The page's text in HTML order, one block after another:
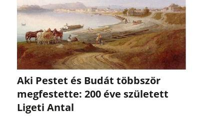
Aki Pestet és Budát többször
megfestette: 200 éve született
Ligeti Antal